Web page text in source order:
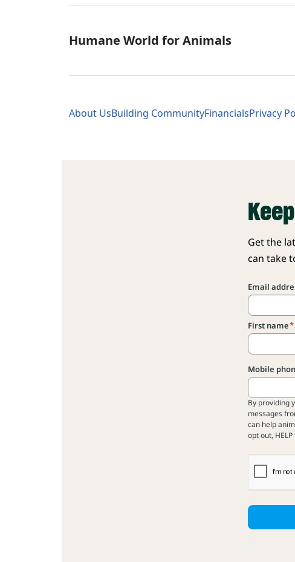
Global - Social
Humane World for Animals
Global - Legal
About UsBuilding CommunityFinancialsPrivacy